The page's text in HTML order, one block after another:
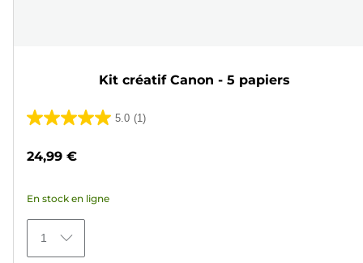
Kit créatif Canon - 5 papiers
5.0 (1)
5.0
5
1
avis
24,99 €
En stock en ligne
1